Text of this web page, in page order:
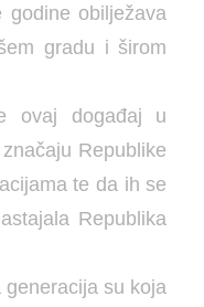
godine obilježava
gradu i širom
ovaj događaj u
Republike
te da ih se
Republika
generacija su koja